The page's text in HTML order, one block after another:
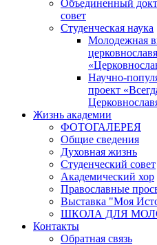
Объединенный
совет
Студенческая наука
Молодежная
Научно-
проект
Жизнь академии
ФОТОГАЛЕРЕЯ
Общие сведения
Духовная жизнь
Студенческий совет
Академический хор
Православные
Выставка "Моя
ШКОЛА ДЛЯ
Контакты
Обратная связь